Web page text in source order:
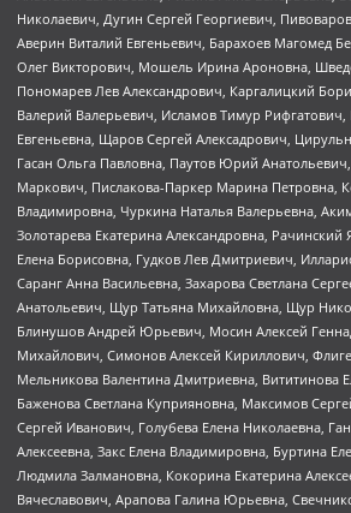
Николаевич, Дугин Сергей Георгиевич,
Аверин Виталий Евгеньевич, Барахоев Магомед
Олег Викторович, Мошель Ирина Ароновна,
Пономарев Лев Александрович, Каргалицкий
Валерий Валерьевич, Исламов Тимур
Евгеньевна, Щаров Сергей Алексадрович,
Гасан Ольга Павловна, Паутов Юрий
Маркович, Пислакова-Паркер Марина Петровна,
Владимировна, Чуркина Наталья Валерьевна,
Золотарева Екатерина Александровна,
Елена Борисовна, Гудков Лев Дмитриевич,
Саранг Анна Васильевна, Захарова Светлана
Анатольевич, Щур Татьяна Михайловна, Щур
Блинушов Андрей Юрьевич, Мосин Алексей
Михайлович, Симонов Алексей Кириллович,
Мельникова Валентина Дмитриевна, Вититинова
Баженова Светлана Куприяновна, Максимов
Сергей Иванович, Голубева Елена Николаевна,
Алексеевна, Закс Елена Владимировна, Буртина
Людмила Залмановна, Кокорина Екатерина
Вячеславович, Арапова Галина Юрьевна,